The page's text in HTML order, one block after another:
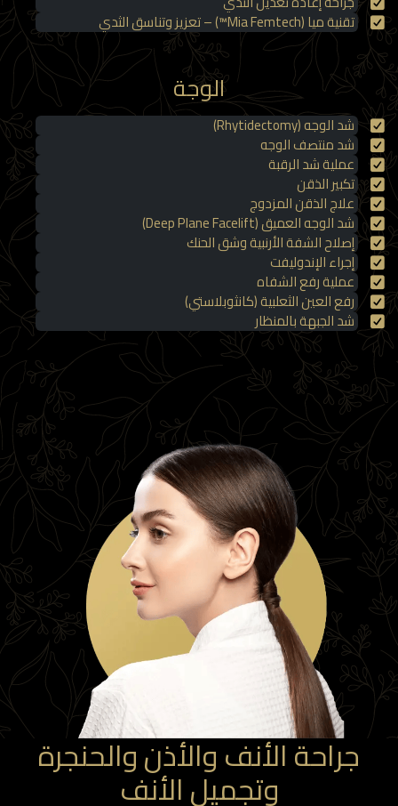
تقنية ميا (Mia Femtech™) – تعزيز وتناسق الثدي
الوجة
شد الوجه (Rhytidectomy)
شد منتصف الوجه
عملية شد الرقبة
تكبير الذقن
علاج الذقن المزدوج
شد الوجه العميق (Deep Plane Facelift)
إصلاح الشفة الأرنبية وشق الحنك
إجراء الإندوليفت
عملية رفع الشفاه
رفع العين الثعلبية (كانثوبلاستي)
شد الجبهة بالمنظار
جراحة الأنف والأذن والحنجرة
وتجميل الأنف